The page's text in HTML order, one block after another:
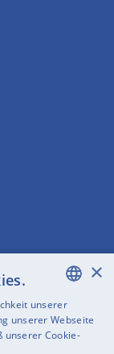
ENGLISH
SWEDISH
×
unserer
unserer Webseite
unserer Cookie-